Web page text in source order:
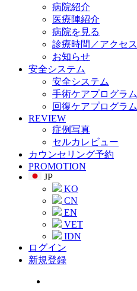
病院紹介
医療陣紹介
病院を見る
診療時間／アクセス
お知らせ
安全システム
安全システム
手術ケアプログラム
回復ケアプログラム
REVIEW
症例写真
セルカレビュー
カウンセリング予約
PROMOTION
JP
KO
CN
EN
VET
IDN
ログイン
新規登録